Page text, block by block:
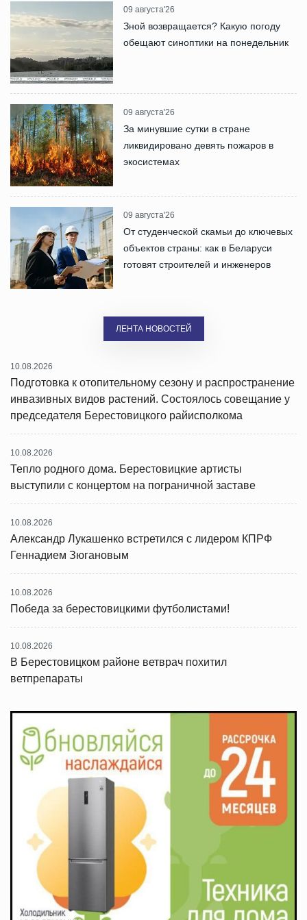
09 августа'26
Зной возвращается? Какую погоду
обещают синоптики на понедельник
09 августа'26
За минувшие сутки в стране
ликвидировано девять пожаров в
экосистемах
09 августа'26
От студенческой скамьи до ключевых
объектов страны: как в Беларуси
готовят строителей и инженеров
ЛЕНТА НОВОСТЕЙ
10.08.2026
Подготовка к отопительному сезону и распространение
инвазивных видов растений. Состоялось совещание у
председателя Берестовицкого райисполкома
10.08.2026
Тепло родного дома. Берестовицкие артисты
выступили с концертом на пограничной заставе
10.08.2026
Александр Лукашенко встретился с лидером КПРФ
Геннадием Зюгановым
10.08.2026
Победа за берестовицкими футболистами!
10.08.2026
В Берестовицком районе ветврач похитил
ветпрепараты